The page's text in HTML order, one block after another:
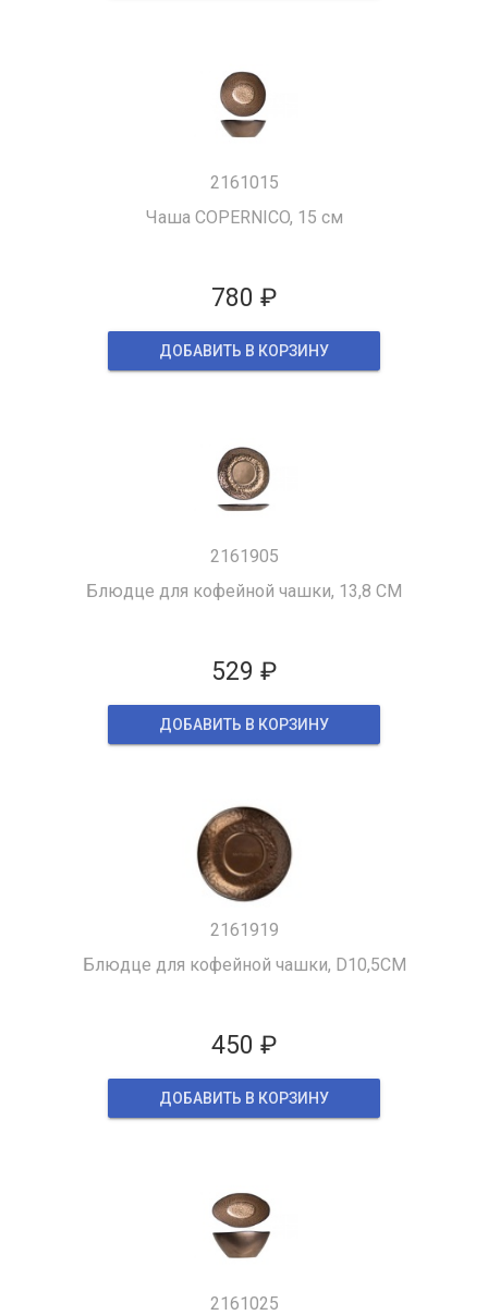
2161015
Чаша COPERNICO, 15 см
780 ₽
ДОБАВИТЬ В КОРЗИНУ
2161905
Блюдце для кофейной чашки, 13,8 CM
529 ₽
ДОБАВИТЬ В КОРЗИНУ
2161919
Блюдце для кофейной чашки, D10,5CM
450 ₽
ДОБАВИТЬ В КОРЗИНУ
2161025